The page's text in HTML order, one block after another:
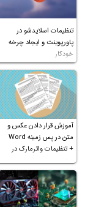
تنظیمات اسلایدشو در
پاورپوینت و ایجاد چرخه
خودکار
آموزش قرار دادن عکس و
متن در پس زمینه Word
+ تنظیمات واترمارک در
ورد